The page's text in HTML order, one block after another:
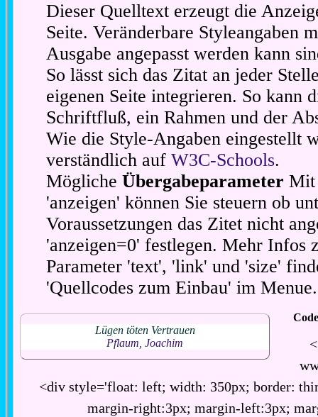
Dieser Quelltext erzeugt die
Seite. Veränderbare Styleangaben
Ausgabe angepasst werden kann
So lässt sich das Zitat an jeder
eigenen Seite integrieren. So kann
Schriftfluß, ein Rahmen und der
Wie die Style-Angaben eingestellt
verständlich aufW3C-Schools.
MöglicheÜbergabeparameter Mit
'anzeigen' können Sie steuern ob
Voraussetzungen das Zitet nicht
'anzeigen=0' festlegen. Mehr Infos
Parameter 'text', 'link' und 'size'
'Quellcodes zum Einbau' im Menue.
Lügen töten Vertrauen
Pflaum, Joachim
<div style='float: left; width: 350px; border:
margin-right:3px; margin-left:3px;